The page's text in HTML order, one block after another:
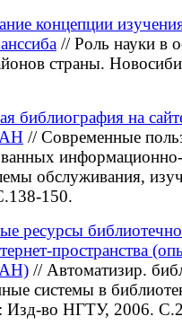
концепции
// Роль науки в
страны.
библиография на
// Современные
обслуживания,
150.
ресурсы
пространства
// Автоматизир.
системы в
Изд-во НГТУ, 2006.